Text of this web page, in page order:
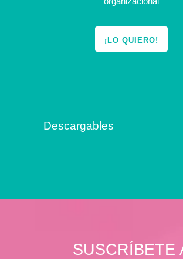
¡LO QUIERO!
Descargables
SUSCRÍBETE